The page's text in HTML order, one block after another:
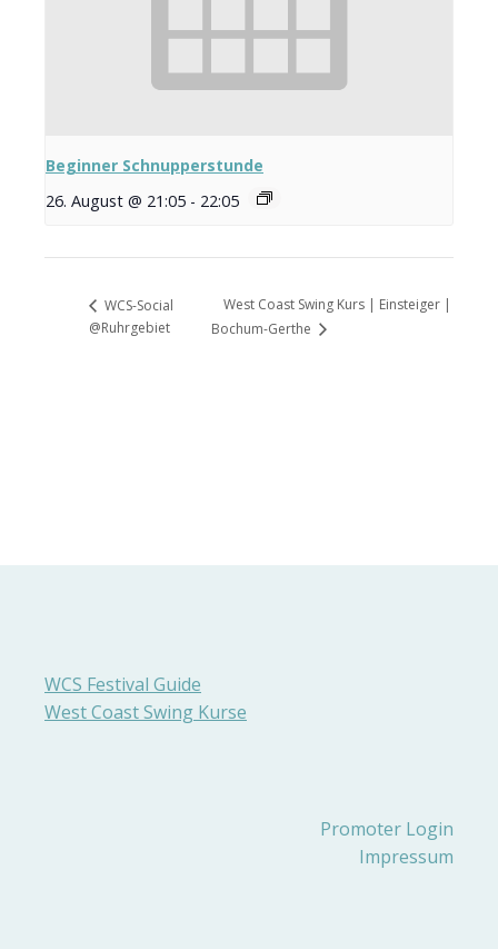
Beginner Schnupperstunde
26. August @ 21:05 - 22:05
WCS-Social
@Ruhrgebiet
West Coast Swing Kurs | Einsteiger |
Bochum-Gerthe
WCS Festival Guide
West Coast Swing Kurse
Promoter Login
Impressum